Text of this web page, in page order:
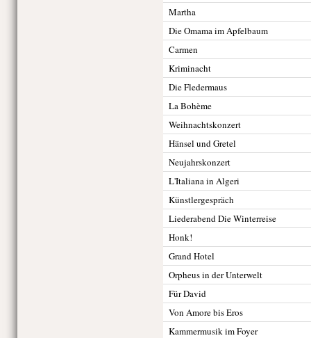
Martha
Die Omama im Apfelbaum
Carmen
Kriminacht
Die Fledermaus
La Bohème
Weihnachtskonzert
Hänsel und Gretel
Neujahrskonzert
L'Italiana in Algeri
Künstlergespräch
Liederabend Die Winterreise
Honk!
Grand Hotel
Orpheus in der Unterwelt
Für David
Von Amore bis Eros
Kammermusik im Foyer